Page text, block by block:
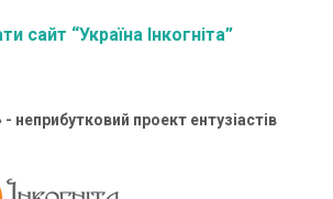
сайт “Україна Інкогніта”
- неприбутковий проект ентузіастів